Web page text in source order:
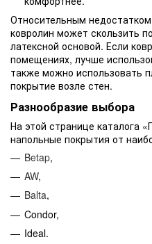
Относительным
ковролин может скользить
латексной основой. Если
помещениях, лучше
также можно использовать
покрытие возле стен.
Разнообразие выбора
На этой странице каталога
напольные покрытия от
Betap,
AW,
Balta,
Condor,
Ideal.